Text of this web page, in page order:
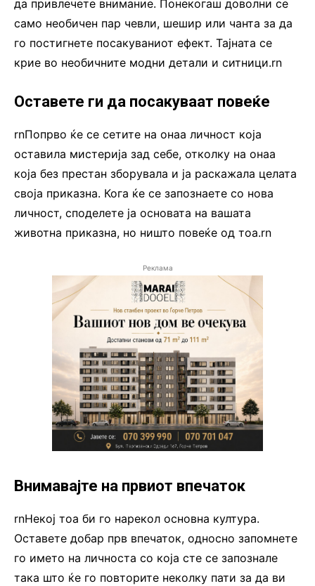
да привлечете внимание. Понекогаш доволни се
само необичен пар чевли, шешир или чанта за да
го постигнете посакуваниот ефект. Тајната се
крие во необичните модни детали и ситници.rn
Оставете ги да посакуваат повеќе
rnПопрво ќе се сетите на онаа личност која
оставила мистерија зад себе, отколку на онаа
која без престан зборувала и ја раскажала целата
своја приказна. Кога ќе се запознаете со нова
личност, споделете ја основата на вашата
животна приказна, но ништо повеќе од тоа.rn
Реклама
Внимавајте на првиот впечаток
rnНекој тоа би го нарекол основна култура.
Оставете добар прв впечаток, односно запомнете
го името на личноста со која сте се запознале
така што ќе го повторите неколку пати за да ви